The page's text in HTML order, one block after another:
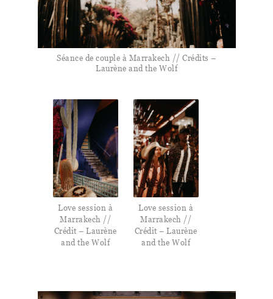
Séance de couple à Marrakech // Crédits –
Laurène and the Wolf
Love session à
Marrakech //
Crédit – Laurène
and the Wolf
Love session à
Marrakech //
Crédit – Laurène
and the Wolf